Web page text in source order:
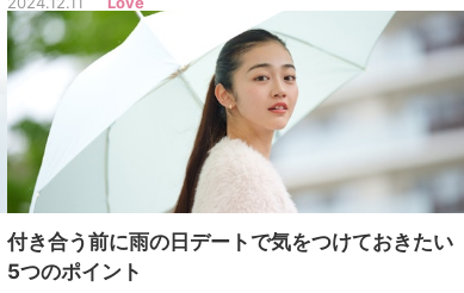
の頻度まで、30代男性とのデートを成功させる秘訣を詳しく
解説します！
付き合う前に雨の日デートで気をつけておきたい
5つのポイント